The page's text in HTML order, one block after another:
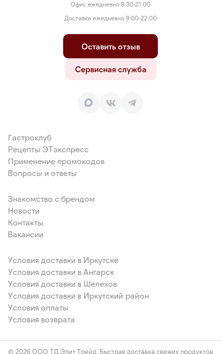
Офис ежедневно 8:30-21:00
Доставка ежедневно 9:00-22:00
Оставить отзыв
Сервисная служба
Гастроклуб
Рецепты ЭТэкспресс
Применение промокодов
Вопросы и ответы
Знакомство с брендом
Новости
Контакты
Вакансии
Условия доставки в Иркутске
Условия доставки в Ангарск
Условия доставки в Шелехов
Условия доставки в Иркутский район
Условия оплаты
Условия возврата
© 2026 ООО ТД Элит Трейд. Быстрая доставка свежих продуктов